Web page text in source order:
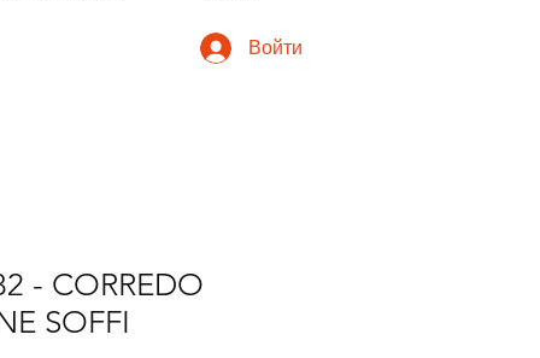
Войти
- CORREDO
SOFFI